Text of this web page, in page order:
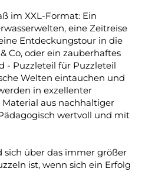
im XXL-Format: Ein
eine Zeitreise
Entdeckungstour in die
Co, oder ein zauberhaftes
- Puzzleteil für Puzzleteil
Welten eintauchen und
in exzellenter
aus nachhaltiger
wertvoll und mit
sich über das immer größer
ist, wenn sich ein Erfolg